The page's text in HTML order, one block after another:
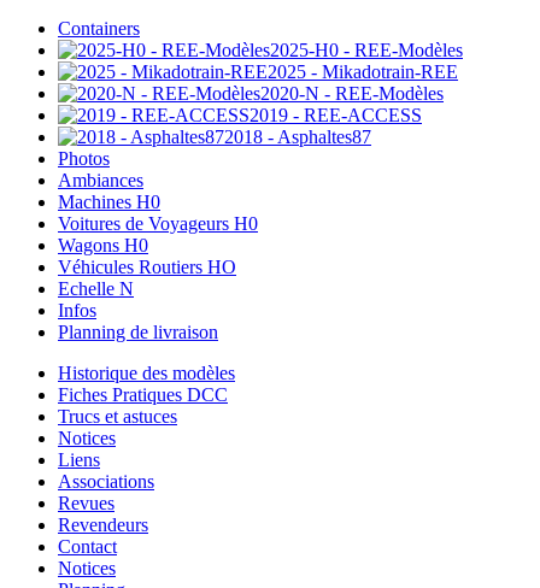
Containers
2025-H0 - REE-Modèles
2025 - Mikadotrain-REE
2020-N - REE-Modèles
2019 - REE-ACCESS
2018 - Asphaltes87
Photos
Ambiances
Machines H0
Voitures de Voyageurs H0
Wagons H0
Véhicules Routiers HO
Echelle N
Infos
Planning de livraison
Historique des modèles
Fiches Pratiques DCC
Trucs et astuces
Notices
Liens
Associations
Revues
Revendeurs
Contact
Notices